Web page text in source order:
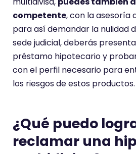
competente, con la asesoría
para así demandar la nulidad
sede judicial, deberás
préstamo hipotecario y
con el perfil necesario para
los riesgos de estos productos.
¿Qué puedo
reclamar una